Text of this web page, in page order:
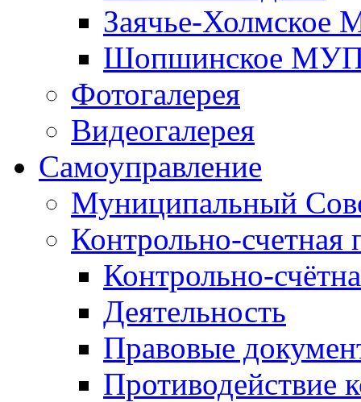
Заячье-
Шопшинское
Фотогалерея
Видеогалерея
Самоуправление
Муниципальный
Контрольно-счетная
Контрольно-
Деятельность
Правовые
Противодействие